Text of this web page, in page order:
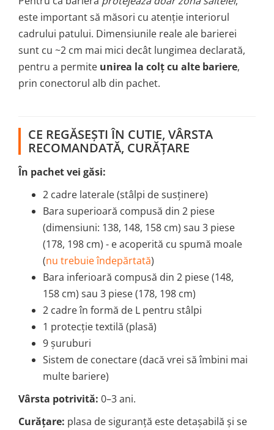
este important să măsori cu atenție interiorul
cadrului patului. Dimensiunile reale ale barierei
sunt cu ~2 cm mai mici decât lungimea declarată,
pentru a permite unirea la colț cu alte bariere,
prin conectorul alb din pachet.
CE REGĂSEȘTI ÎN CUTIE, VÂRSTA
RECOMANDATĂ, CURĂȚARE
În pachet vei găsi:
2 cadre laterale (stâlpi de susținere)
Bara superioară compusă din 2 piese
(dimensiuni: 138, 148, 158 cm) sau 3 piese
(178, 198 cm) - e acoperită cu spumă moale
(nu trebuie îndepărtată)
Bara inferioară compusă din 2 piese (148,
158 cm) sau 3 piese (178, 198 cm)
2 cadre în formă de L pentru stâlpi
1 protecție textilă (plasă)
9 șuruburi
Sistem de conectare (dacă vrei să îmbini mai
multe bariere)
Vârsta potrivită: 0–3 ani.
Curățare: plasa de siguranță este detașabilă și se